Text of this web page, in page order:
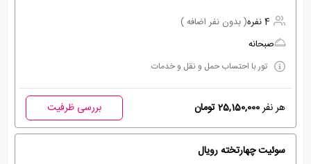
4 نفره
( بدون نفر اضافه )
صبحانه
تور با احتساب حمل و نقل و خدمات
هر نفر25,150,000 تومان بررسی ظرفیت
سوئیت چهارتخته رویال